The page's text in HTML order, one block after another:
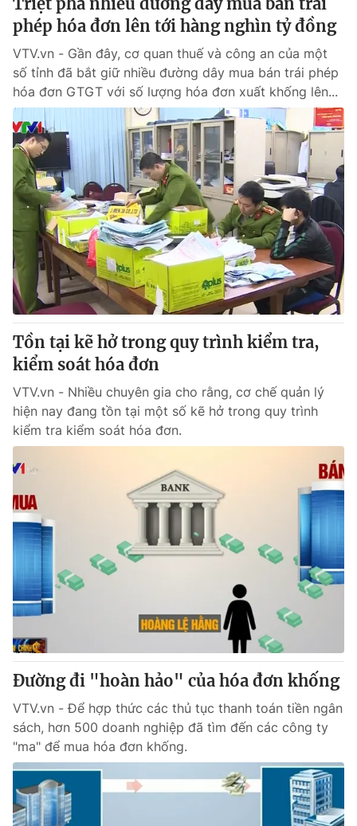
Emagazine Podcast
Photo Infographic
Video Shorts video
VTV Money VTV Thể thao
VTV Sức khoẻ Bất động sản
Thị trường 24h Tấm lòng Việt
VTV4 Vươn mình bằng AI
VTV9 VTV8
Liên hệ tòa soạn English
Theo dõi báo trên
Cơ quan chủ quản:
Đài Truyền hình Việt Nam
Thời báo VTV
Giấy phép hoạt động báo in và báo điện tử số 483/GP-BTTTT
Tổng Biên tập:
Vũ Thanh Thủy
Phó Tổng Biên tập: Nguyễn Thị Mỹ Hạnh, Phạm Quốc Thắng,
Nguyễn Trọng Ninh
Tổng đài VTV: 024.38 355 931 - 024.38 355 932
Ðiện thoại Thời báo VTV:
024.66 897 897
Email:toasoan@vtv.vn
Liên hệ quảng cáo:
phép hóa đơn lên tới hàng nghìn tỷ đồng
VTV.vn - Gần đây, cơ quan thuế và công an của một
số tỉnh đã bắt giữ nhiều đường dây mua bán trái phép
hóa đơn GTGT với số lượng hóa đơn xuất khống lên...
Tồn tại kẽ hở trong quy trình kiểm tra,
kiểm soát hóa đơn
VTV.vn - Nhiều chuyên gia cho rằng, cơ chế quản lý
hiện nay đang tồn tại một số kẽ hở trong quy trình
kiểm tra kiểm soát hóa đơn.
Đường đi "hoàn hảo" của hóa đơn khống
VTV.vn - Để hợp thức các thủ tục thanh toán tiền ngân
sách, hơn 500 doanh nghiệp đã tìm đến các công ty
"ma" để mua hóa đơn khống.